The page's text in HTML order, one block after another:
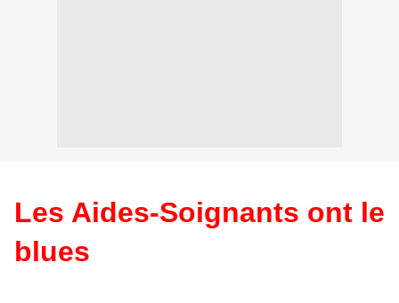
Les Aides-Soignants ont le
blues